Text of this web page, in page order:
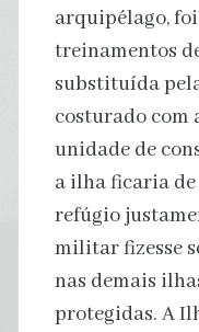
arquipélago,
treinamentos
substituída
costurado com
unidade de
a ilha ficaria
refúgio
militar fizesse
nas demais
protegidas. A